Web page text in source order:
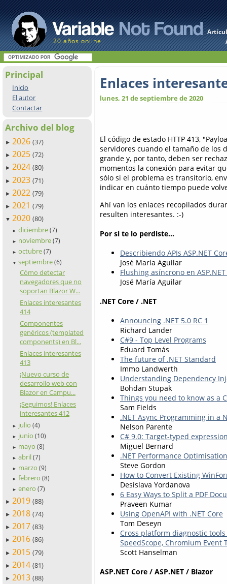
20 años online
Principal
Inicio
El autor
Contactar
Archivo del blog
► 2026 (37)
► 2025 (72)
► 2024 (80)
► 2023 (71)
► 2022 (79)
► 2021 (79)
▼ 2020 (80)
► diciembre (7)
► noviembre (7)
► octubre (7)
▼ septiembre (6)
Cómo detectar
navegadores que no
soportan Blazor W...
Enlaces interesantes
414
Componentes
genéricos (templated
components) en Bl...
Enlaces interesantes
413
¡Nuevo curso de
desarrollo web con
Blazor en Campu...
¡Seguimos! Enlaces
interesantes 412
► julio (4)
► junio (10)
► mayo (8)
► abril (7)
► marzo (9)
► febrero (8)
► enero (7)
► 2019 (88)
► 2018 (74)
► 2017 (83)
► 2016 (86)
► 2015 (79)
► 2014 (81)
► 2013 (88)
Enlaces
lunes, 21 de septiembre de 2020
El código de estado HTTP 413,
servidores cuando el tamaño de los
grande y, por tanto, deben ser
momentos la conexión para evitar
sólo si el problema es transitorio,
indicar en cuánto tiempo puede
Ahí van los enlaces recopilados
resulten interesantes. :-)
Por si te lo perdiste...
Describiendo APIs ASP.NET
José María Aguilar
Flushing asíncrono en ASP.NET
José María Aguilar
.NET Core / .NET
Announcing .NET 5.0 RC 1
Richard Lander
C#9 - Top Level Programs
Eduard Tomás
The future of .NET Standard
Immo Landwerth
Understanding Dependency
Bohdan Stupak
Things you need to know as a
Sam Fields
.NET Async Programming in a
Nelson Parente
C# 9.0: Target-typed
Miguel Bernard
.NET Performance
Steve Gordon
How to Convert Existing
Desislava Yordanova
6 Easy Ways to Split a PDF
Praveen Kumar
Using OpenAPI with .NET Core
Tom Deseyn
Cross platform diagnostic tools
SpeedScope, Chromium Event
Scott Hanselman
ASP.NET Core / ASP.NET / Blazor